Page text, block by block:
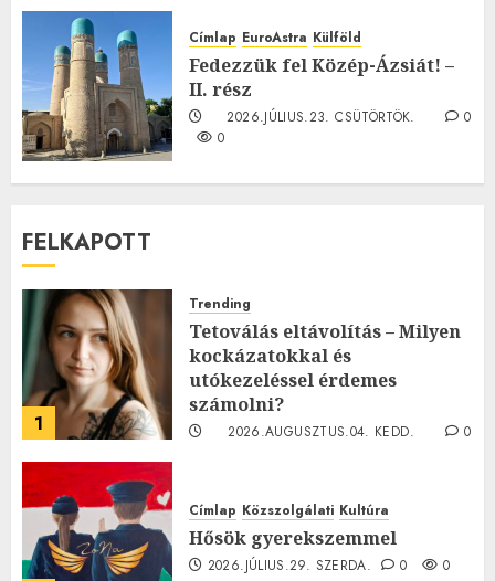
2026.JÚLIUS.23. CSÜTÖRTÖK.
0
Címlap EuroAstra Külföld
Fedezzük fel Közép-Ázsiát! –
II. rész
2026.JÚLIUS.23. CSÜTÖRTÖK.
0
0
FELKAPOTT
1
Trending
Tetoválás eltávolítás – Milyen
kockázatokkal és
utókezeléssel érdemes
számolni?
2026.AUGUSZTUS.04. KEDD.
0
Címlap Közszolgálati Kultúra
Hősök gyerekszemmel
2026.JÚLIUS.29. SZERDA. 0 0